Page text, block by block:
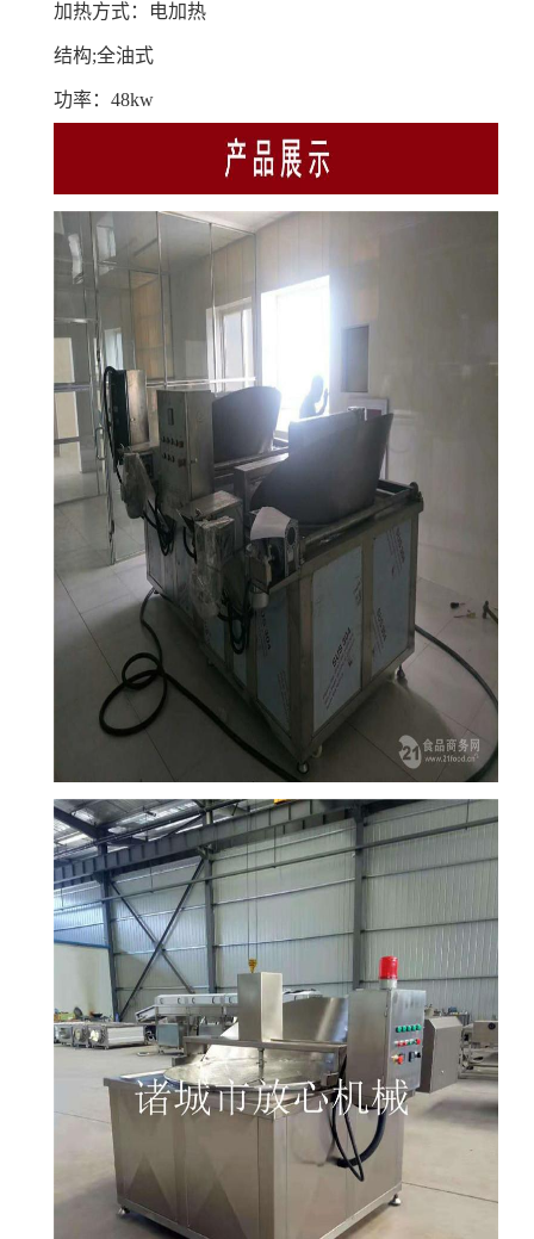
加热方式：电加热
结构;全油式
功率：48kw